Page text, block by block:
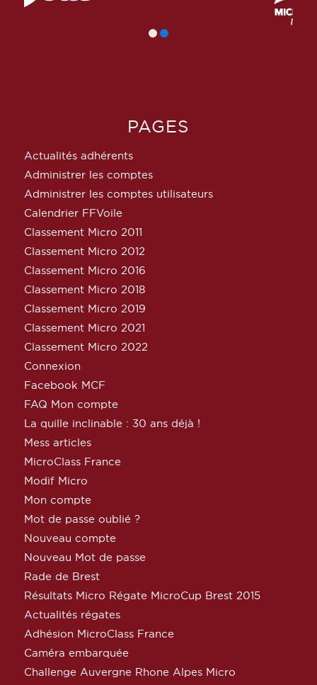
PAGES
Actualités adhérents
Administrer les comptes
Administrer les comptes utilisateurs
Calendrier FFVoile
Classement Micro 2011
Classement Micro 2012
Classement Micro 2016
Classement Micro 2018
Classement Micro 2019
Classement Micro 2021
Classement Micro 2022
Connexion
Facebook MCF
FAQ Mon compte
La quille inclinable : 30 ans déjà !
Mess articles
MicroClass France
Modif Micro
Mon compte
Mot de passe oublié ?
Nouveau compte
Nouveau Mot de passe
Rade de Brest
Résultats Micro Régate MicroCup Brest 2015
Actualités régates
Adhésion MicroClass France
Caméra embarquée
Challenge Auvergne Rhone Alpes Micro